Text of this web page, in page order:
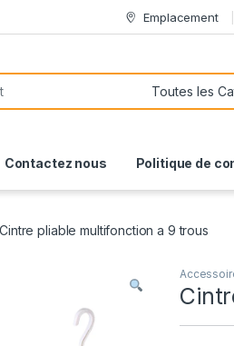
Emplacement
Contactez nous Politique de
Cintre pliable multifonction a 9 trous